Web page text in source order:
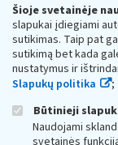
Šioje svetainėje
slapukai įdiegiami
sutikimas. Taip pat
sutikimą bet kada
nustatymus ir
Slapukų politika
;
Būtinieji
Naudojami
svetainės
Respublikos
Biudžetinė įstaiga.
adresas: Vasario
vmi@vmi.lt, E.
Duomenys apie
Respublikos